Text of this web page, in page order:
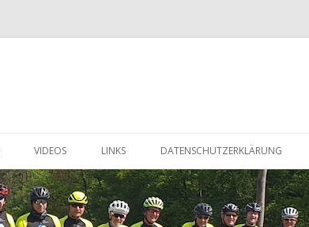
VIDEOS LINKS DATENSCHUTZERKLÄRUNG